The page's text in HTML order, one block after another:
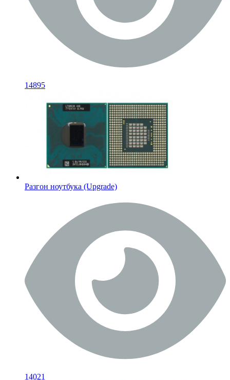
14895
Разгон ноутбука (Upgrade)
14021